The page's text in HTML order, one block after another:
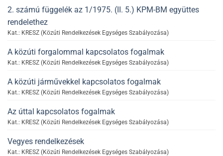
2. számú függelék az 1/1975. (II. 5.) KPM-BM együttes
rendelethez
Kat.: KRESZ (Közúti Rendelkezések Egységes Szabályozása)
A közúti forgalommal kapcsolatos fogalmak
Kat.: KRESZ (Közúti Rendelkezések Egységes Szabályozása)
A közúti járművekkel kapcsolatos fogalmak
Kat.: KRESZ (Közúti Rendelkezések Egységes Szabályozása)
Az úttal kapcsolatos fogalmak
Kat.: KRESZ (Közúti Rendelkezések Egységes Szabályozása)
Vegyes rendelkezések
Kat.: KRESZ (Közúti Rendelkezések Egységes Szabályozása)